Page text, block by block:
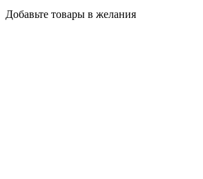
Добавьте товары в желания